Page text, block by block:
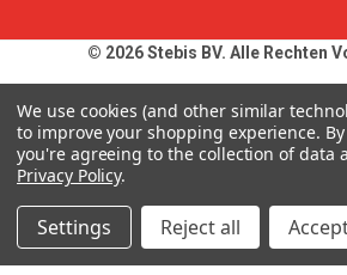
© 2026 Stebis BV. Alle Rechten
Alle prijzen en specificaties zijn onder
zolang de voorraad strekt. Afbeeldingen
afwijken van de werkelijkheid. Op al
leveringen zijn onze
toepassing. Wij wijzen u uitdrukkelijk op
Typefouten alsmede prijswijzigingen
We use cookies (and other similar
to improve your shopping experience.
you're agreeing to the collection of data
Privacy Policy.
Settings Reject all